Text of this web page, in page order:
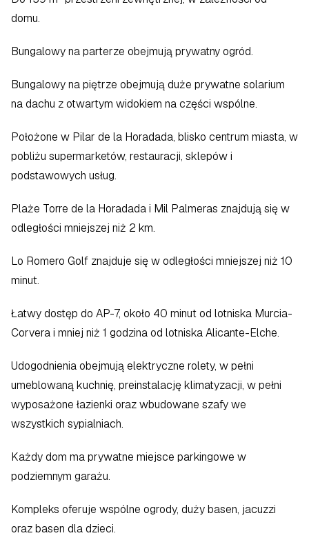
domu.
Bungalowy na parterze obejmują prywatny ogród.
Bungalowy na piętrze obejmują duże prywatne solarium
na dachu z otwartym widokiem na części wspólne.
Położone w Pilar de la Horadada, blisko centrum miasta, w
pobliżu supermarketów, restauracji, sklepów i
podstawowych usług.
Plaże Torre de la Horadada i Mil Palmeras znajdują się w
odległości mniejszej niż 2 km.
Lo Romero Golf znajduje się w odległości mniejszej niż 10
minut.
Łatwy dostęp do AP-7, około 40 minut od lotniska Murcia-
Corvera i mniej niż 1 godzina od lotniska Alicante-Elche.
Udogodnienia obejmują elektryczne rolety, w pełni
umeblowaną kuchnię, preinstalację klimatyzacji, w pełni
wyposażone łazienki oraz wbudowane szafy we
wszystkich sypialniach.
Każdy dom ma prywatne miejsce parkingowe w
podziemnym garażu.
Kompleks oferuje wspólne ogrody, duży basen, jacuzzi
oraz basen dla dzieci.